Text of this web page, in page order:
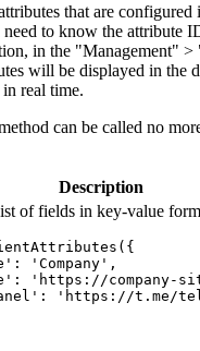
that are
need to know the attribute
in the "Management"
will be displayed in the
real time.
can be called no
Description
of fields in key-value
'Company',
'https://company-
'https://t.me/